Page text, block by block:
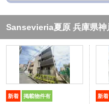
Sansevieria夏原 兵庫県神
新着 掲載物件有 新着